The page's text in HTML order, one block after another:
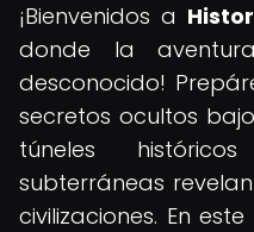
¡Bienvenidos a
donde la
desconocido!
secretos ocultos
túneles
subterráneas
civilizaciones. En